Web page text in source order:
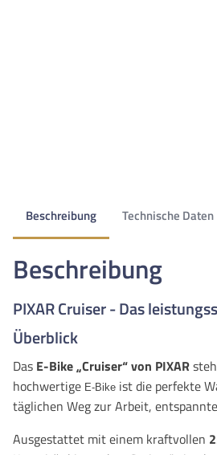
Beschreibung Technische Daten
Beschreibung
PIXAR Cruiser - Das
Überblick
Das E-Bike „Cruiser“ von PIXAR
hochwertige E-Bike ist die perfekte
täglichen Weg zur Arbeit,
Ausgestattet mit einem kraftvollen